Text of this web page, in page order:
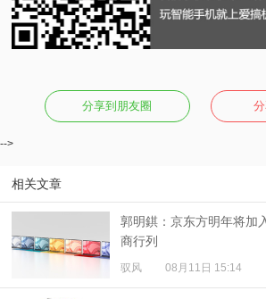
分享到朋友圈
-->
相关文章
郭明錤：京东方明年将加
商行列
驭风 08月11日 15:14